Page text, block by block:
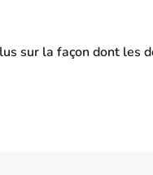
sur la façon dont les